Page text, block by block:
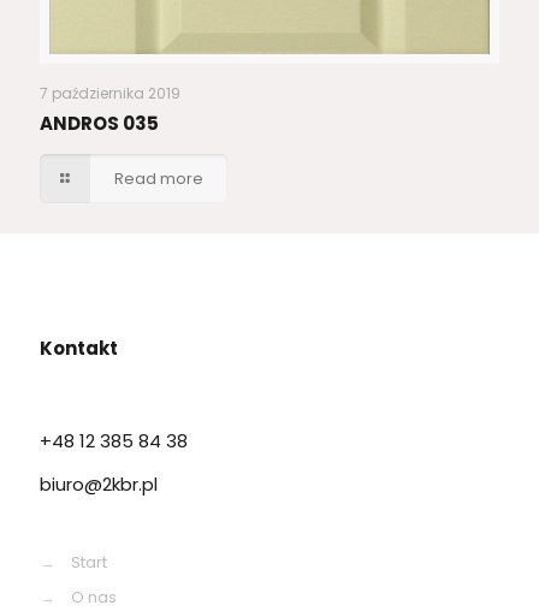
7 października 2019
ANDROS 035
Read more
Kontakt
+48 12 385 84 38
biuro@2kbr.pl
→
Start
→
O nas